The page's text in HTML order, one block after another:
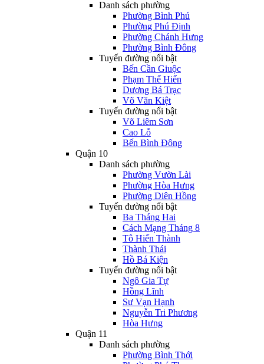
Danh sách phường
Phường Bình Phú
Phường Phú Định
Phường Chánh Hưng
Phường Bình Đông
Tuyến đường nổi bật
Bến Cần Giuộc
Phạm Thế Hiển
Dương Bá Trạc
Võ Văn Kiệt
Tuyến đường nổi bật
Võ Liêm Sơn
Cao Lỗ
Bến Bình Đông
Quận 10
Danh sách phường
Phường Vườn Lài
Phường Hòa Hưng
Phường Diên Hồng
Tuyến đường nổi bật
Ba Tháng Hai
Cách Mạng Tháng 8
Tô Hiến Thành
Thành Thái
Hồ Bá Kiện
Tuyến đường nổi bật
Ngô Gia Tự
Hồng Lĩnh
Sư Vạn Hạnh
Nguyễn Tri Phương
Hòa Hưng
Quận 11
Danh sách phường
Phường Bình Thới